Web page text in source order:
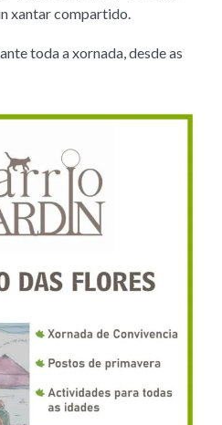
xantar compartido.
toda a xornada, desde as